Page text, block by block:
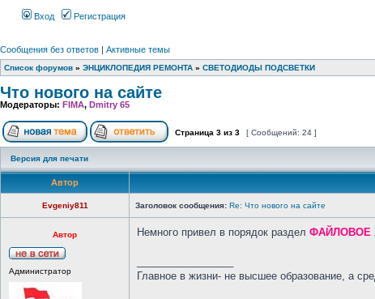
Вход Регистрация
Сообщения без ответов | Активные темы
Список форумов » ЭНЦИКЛОПЕДИЯ РЕМОНТА » СВЕТОДИОДЫ ПОДСВЕТКИ
Что нового на сайте
Модераторы: FIMA, Dmitry 65
Страница 3 из 3 [ Сообщений: 24 ]
Версия для печати
Автор
Evgeniy811 Заголовок сообщения: Re: Что нового на сайте
Автор
Администратор
Немного привел в порядок раздел ФАЙЛОВОЕ
Главное в жизни- не высшее образование, а